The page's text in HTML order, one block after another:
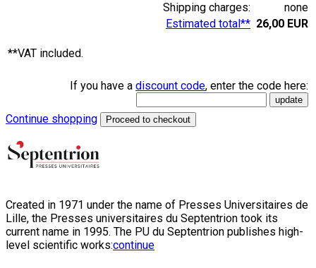
Shipping charges:
none
Estimated total** 26,00 EUR
**VAT included.
If you have a discount code, enter the code here:
Continue shopping Proceed to checkout
Created in 1971 under the name of Presses Universitaires de
Lille, the Presses universitaires du Septentrion took its
current name in 1995. The PU du Septentrion publishes high-
level scientific works:continue